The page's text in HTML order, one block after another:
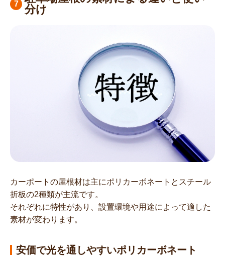
分け
カーポートの屋根材は主にポリカーボネートとスチール
折板の2種類が主流です。
それぞれに特性があり、設置環境や用途によって適した
素材が変わります。
安価で光を通しやすいポリカーボネート